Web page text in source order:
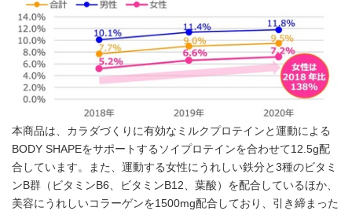
本商品は、カラダづくりに有効なミルクプロテインと運動による
BODY SHAPEをサポートするソイプロテインを合わせて12.5g配
合しています。また、運動する女性にうれしい鉄分と3種のビタミ
ンB群（ビタミンB6、ビタミンB12、葉酸）を配合しているほか、
美容にうれしいコラーゲンを1500mg配合しており、引き締まった